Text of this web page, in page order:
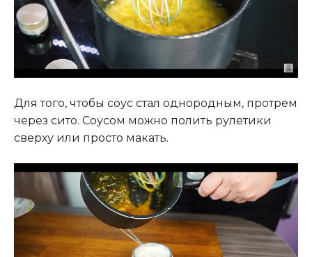
Для того, чтобы соус стал однородным, протрем
через сито. Соусом можно полить рулетики
сверху или просто макать.